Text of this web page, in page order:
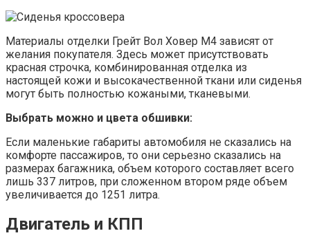
Материалы отделки Грейт Вол Ховер М4 зависят от
желания покупателя. Здесь может присутствовать
красная строчка, комбинированная отделка из
настоящей кожи и высокачественной ткани или сиденья
могут быть полностью кожаными, тканевыми.
Выбрать можно и цвета обшивки:
Если маленькие габариты автомобиля не сказались на
комфорте пассажиров, то они серьезно сказались на
размерах багажника, объем которого составляет всего
лишь 337 литров, при сложенном втором ряде объем
увеличивается до 1251 литра.
Двигатель и КПП